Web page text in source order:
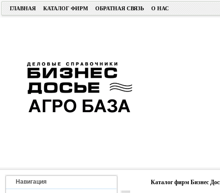
ГЛАВНАЯ КАТАЛОГ ФИРМ ОБРАТНАЯ СВЯЗЬ О НАС
Навигация Каталог фирм Бизнес